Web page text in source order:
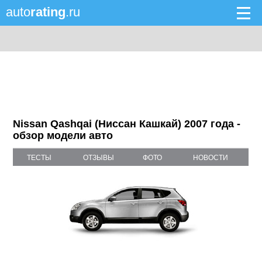
autorating.ru
Nissan Qashqai (Ниссан Кашкай) 2007 года -
обзор модели авто
ТЕСТЫ ОТЗЫВЫ ФОТО НОВОСТИ